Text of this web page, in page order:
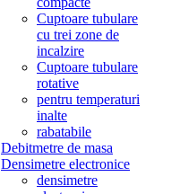
Cuptoare tubulare
cu trei zone de
incalzire
Cuptoare tubulare
rotative
pentru temperaturi
inalte
rabatabile
Debitmetre de masa
Densimetre electronice
densimetre